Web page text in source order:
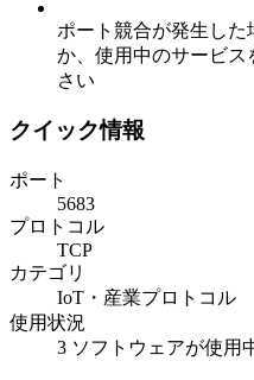
ポート競合が発生し
か、使用中のサービ
さい
クイック情報
ポート
5683
プロトコル
TCP
カテゴリ
IoT・産業プロトコル
使用状況
3 ソフトウェアが使用